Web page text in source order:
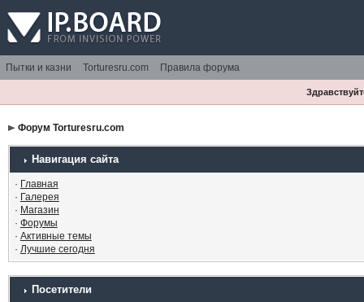
Пытки и казни Torturesru.com Правила форума
Форум Torturesru.com
Навигация сайта
· Главная
· Галерея
· Магазин
· Форумы
· Активные темы
· Лучшие сегодня
Посетители